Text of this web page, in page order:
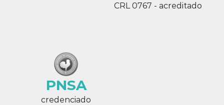
CRL 0767 - acreditado
PNSA
credenciado